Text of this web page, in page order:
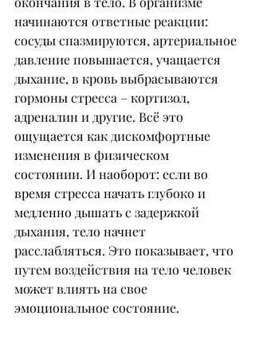
начинаются ответные реакции:
сосуды спазмируются, артериальное
давление повышается, учащается
дыхание, в кровь выбрасываются
гормоны стресса – кортизол,
адреналин и другие. Всё это
ощущается как дискомфортные
изменения в физическом
состоянии. И наоборот: если во
время стресса начать глубоко и
медленно дышать с задержкой
дыхания, тело начнет
расслабляться. Это показывает, что
путем воздействия на тело человек
может влиять на свое
эмоциональное состояние.